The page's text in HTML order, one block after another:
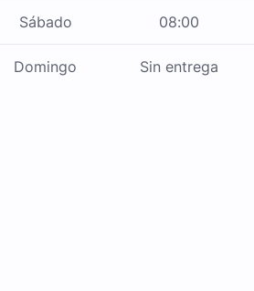
Sábado 08:00
Domingo Sin entrega